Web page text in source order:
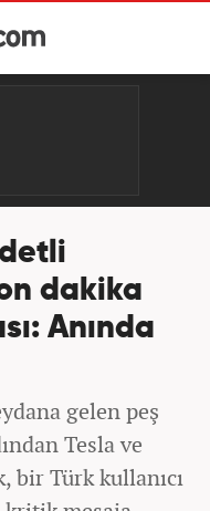
dakika
Anında
gelen peş
Tesla ve
bir Türk kullanıcı